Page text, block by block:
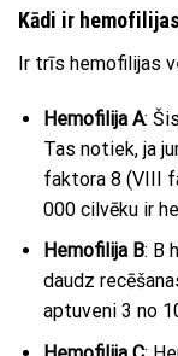
Kādi ir
Ir trīs hemofilijas
Hemofilija A:
Tas notiek, ja
faktora 8 (VIII
000 cilvēku ir
Hemofilija B: B
daudz
aptuveni 3 no